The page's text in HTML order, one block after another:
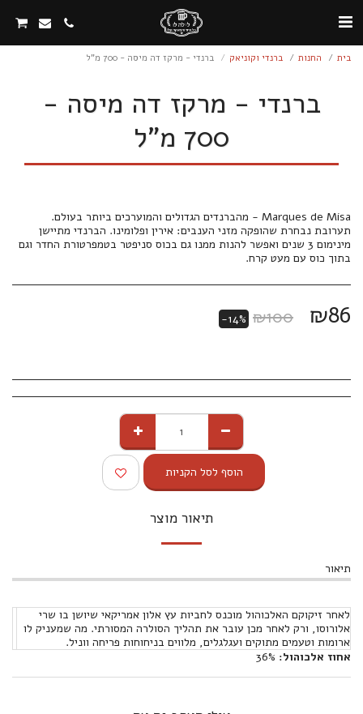
בית החנות ברנדי וקוניאק ברנדי - מרקז דה מיסה - 700 מ"ל
ברנדי - מרקז דה מיסה -
700 מ"ל
Marques de Misa - מהברנדים הגדולים והמוערכים ביותר בעולם.
תערובת נבחרת שהופקה מזני הענבים: אירין ופלומינו. הברנדי מתיישן
מינימום 3 שנים ואפשר להנות ממנו גם בכוס סניפטר בטמפרטורת החדר וגם
בתוך כוס עם מעט קרח.
₪86
₪100
-14%
הוסף לסל הקניות
תיאור מוצר
תיאור
לאחר זיקוקם האלכוהול מוכנס לחביות עץ אלון אמריקאי שיושן בו שרי
אלורוסו, ורק לאחר מכן עובר את תהליך הסולרה המסורתי. מה שמעניק לו
ארומות וטעמים מתוקים ועגלגלים, מלווים בניחוחות פריחה ווניל.
אחוז אלכוהול: 36%